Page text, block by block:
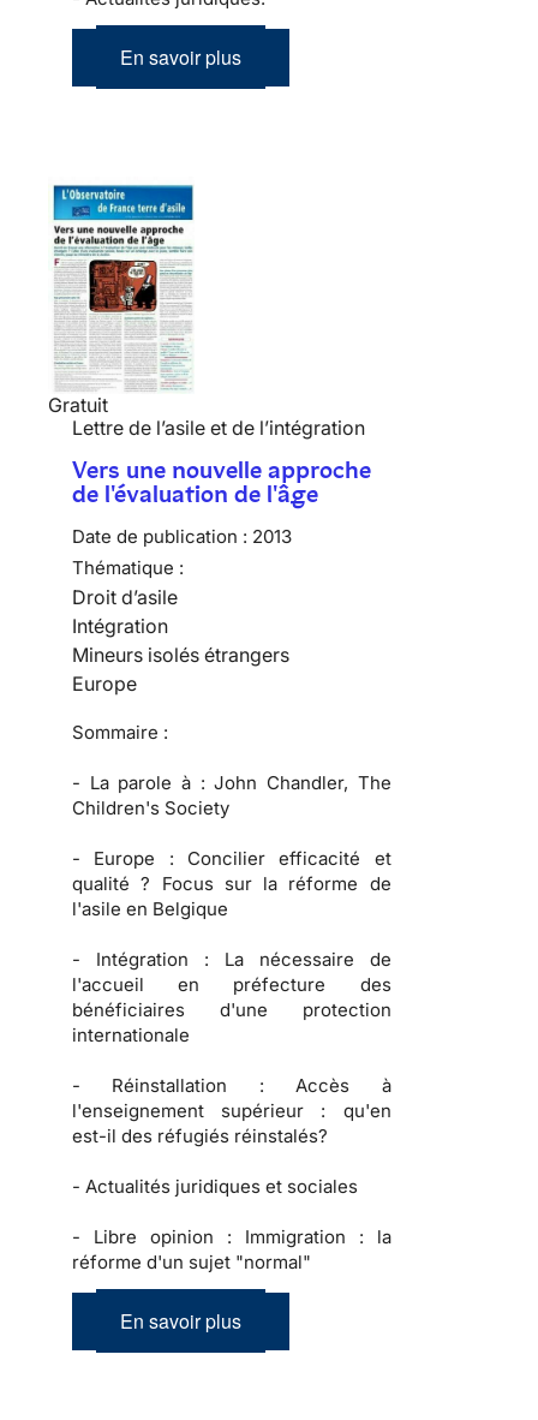
En savoir plus
Gratuit
Lettre de l’asile et de l’intégration
Vers une nouvelle approche
de l'évaluation de l'âge
Date de publication : 2013
Thématique :
Droit d’asile
Intégration
Mineurs isolés étrangers
Europe
Sommaire :
- La parole à : John Chandler, The
Children's Society
- Europe : Concilier efficacité et
qualité ? Focus sur la réforme de
l'asile en Belgique
- Intégration : La nécessaire de
l'accueil en préfecture des
bénéficiaires d'une protection
internationale
- Réinstallation : Accès à
l'enseignement supérieur : qu'en
est-il des réfugiés réinstalés?
- Actualités juridiques et sociales
- Libre opinion : Immigration : la
réforme d'un sujet "normal"
En savoir plus